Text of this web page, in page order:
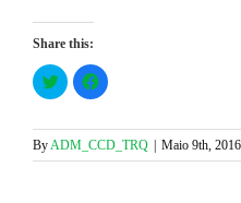
Share this:
Click
to
share
Twitter
(Opens
in
Click
to
Facebook
(Opens
in
ByADM_CCD_TRQ Maio 9th, 2016